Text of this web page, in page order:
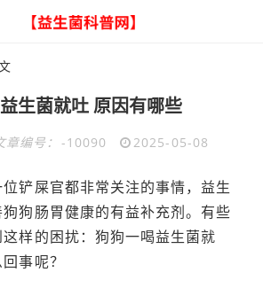
生菌就吐 原因有哪些
章编号： -10090 2025-05-08
铲屎官都非常关注的事情，益生
狗肠胃健康的有益补充剂。有些
样的困扰：狗狗一喝益生菌就
事呢？